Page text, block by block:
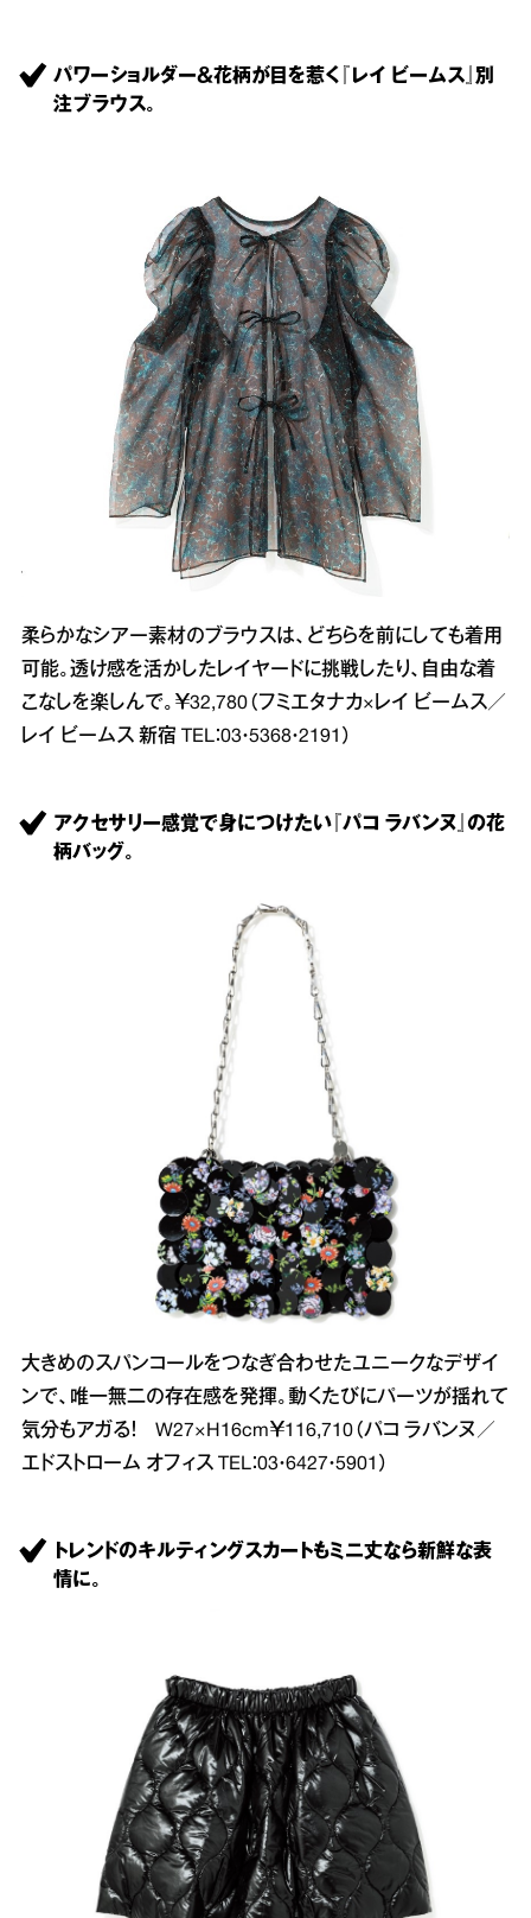
パワーショルダー＆花柄が目を惹く『レイ ビームス』別
注ブラウス。
柔らかなシアー素材のブラウスは、どちらを前にしても着用
可能。透け感を活かしたレイヤードに挑戦したり、自由な着
こなしを楽しんで。￥32,780（フミエタナカ×レイ ビームス／
レイ ビームス 新宿 TEL：03・5368・2191）
アクセサリー感覚で身につけたい『パコ ラバンヌ』の花
柄バッグ。
大きめのスパンコールをつなぎ合わせたユニークなデザイ
ンで、唯一無二の存在感を発揮。動くたびにパーツが揺れて
気分もアガる！ W27×H16cm￥116,710（パコ ラバンヌ／
エドストローム オフィス TEL：03・6427・5901）
トレンドのキルティングスカートもミニ丈なら新鮮な表
情に。